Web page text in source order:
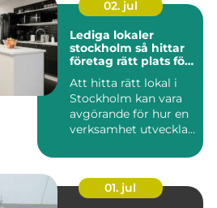
02. jul
Lediga lokaler
stockholm så hittar
företag rätt plats för
Att hitta rätt lokal i
Stockholm kan vara
avgörande för hur en
verksamhet utvecklas
01. jul